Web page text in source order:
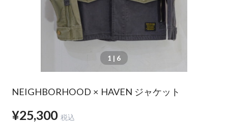
1 | 6
NEIGHBORHOOD × HAVEN ジャケット
¥25,300 税込